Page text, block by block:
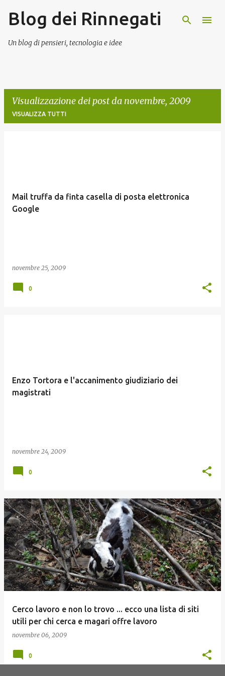
Passa ai contenuti principali
Blog dei Rinnegati
Un blog di pensieri, tecnologia e idee
Visualizzazione dei post da novembre, 2009
VISUALIZZA TUTTI
Mail truffa da finta casella di posta elettronica
Google
novembre 25, 2009
0
Enzo Tortora e l'accanimento giudiziario dei
magistrati
novembre 24, 2009
0
Cerco lavoro e non lo trovo ... ecco una lista di siti
utili per chi cerca e magari offre lavoro
novembre 06, 2009
0